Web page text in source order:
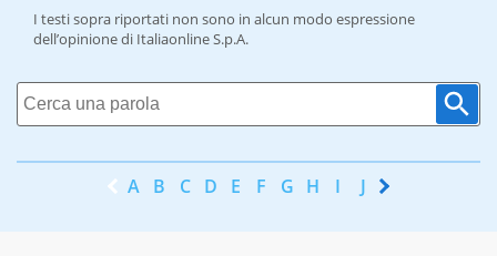
I testi sopra riportati non sono in alcun modo espressione
dell’opinione di Italiaonline S.p.A.
A B C D E F G H I J K